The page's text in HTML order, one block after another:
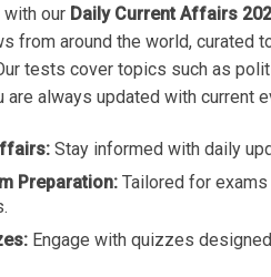
our Daily Current Affairs
from around the world, curated
tests cover topics such as
are always updated with current
Stay informed with daily
Preparation: Tailored for exams
Engage with quizzes